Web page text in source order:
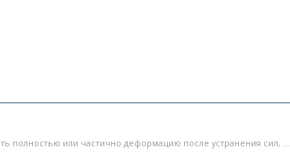
полностью или частично деформацию после устранения сил, ...